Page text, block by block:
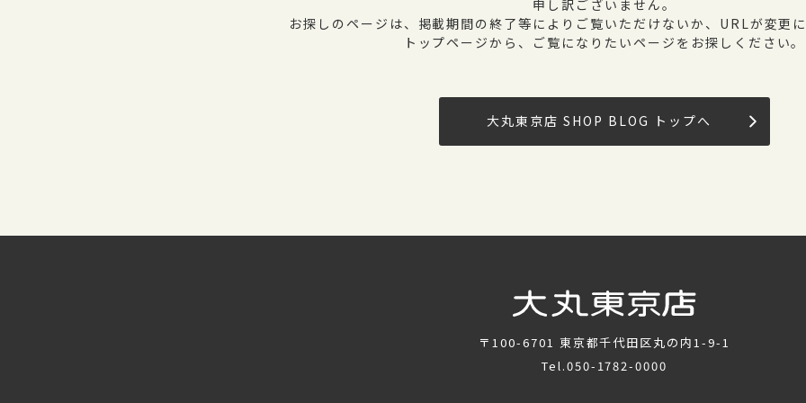
申し訳ございません。
お探しのページは、掲載期間の終了等によりご覧いただけないか、URLが変更に
トップページから、ご覧になりたいページをお探しください。
大丸東京店 SHOP BLOG トップへ
〒100-6701 東京都千代田区丸の内1-9-1
Tel.050-1782-0000